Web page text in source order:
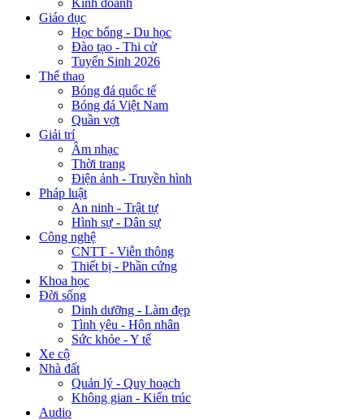
Kinh doanh
Giáo dục
Học bổng - Du học
Đào tạo - Thi cử
Tuyển Sinh 2026
Thể thao
Bóng đá quốc tế
Bóng đá Việt Nam
Quần vợt
Giải trí
Âm nhạc
Thời trang
Điện ảnh - Truyền hình
Pháp luật
An ninh - Trật tự
Hình sự - Dân sự
Công nghệ
CNTT - Viễn thông
Thiết bị - Phần cứng
Khoa học
Đời sống
Dinh dưỡng - Làm đẹp
Tình yêu - Hôn nhân
Sức khỏe - Y tế
Xe cộ
Nhà đất
Quản lý - Quy hoạch
Không gian - Kiến trúc
Audio